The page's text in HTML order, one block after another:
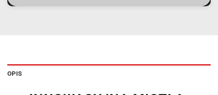
OPIS